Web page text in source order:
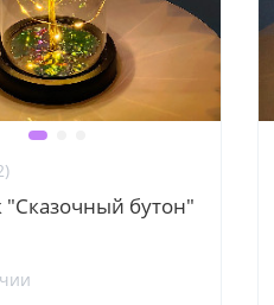
"Сказочный бутон"